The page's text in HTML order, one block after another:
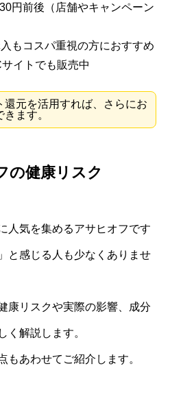
円前後（店舗やキャンペーン
もコスパ重視の方におすすめ
イトでも販売中
還元を活用すれば、さらにお
ます。
の健康リスク
人気を集めるアサヒオフです
と感じる人も少なくありませ
康リスクや実際の影響、成分
く解説します。
もあわせてご紹介します。